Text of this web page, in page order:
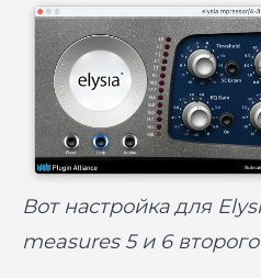
Вот настройка для
measures 5 и 6